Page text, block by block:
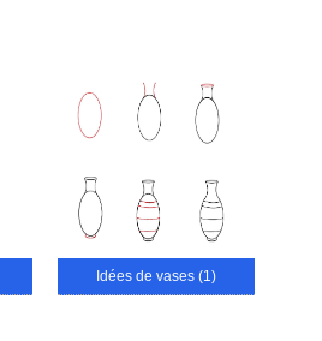
Idées de vases (1)